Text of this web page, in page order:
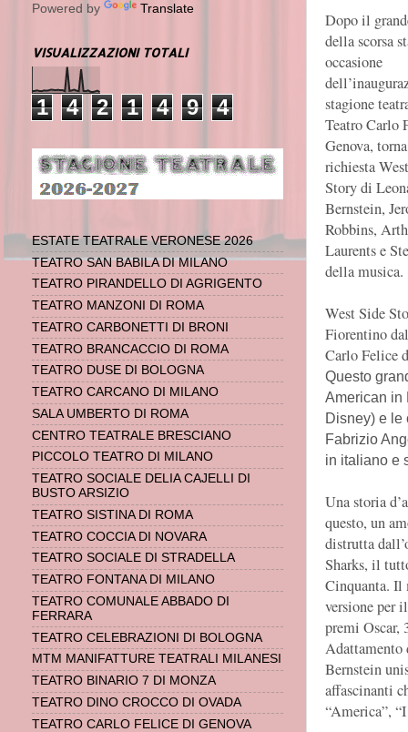
Dopo il
della scorsa
occasione
stagione
Teatro Carlo
Genova,
richiesta
Story di
Bernstein,
Robbins,
Laurents e
della musica.
West Side
Fiorentino
Carlo Felice
Questo
American in
Disney) e le
Fabrizio
in italiano e
Una storia
questo, un
distrutta
Sharks, il
Cinquanta. Il
versione per
premi Oscar,
Adattamento
Bernstein
affascinanti
“America”,
Powered by Translate
VISUALIZZAZIONI TOTALI
1 4 2 1 4 9 4
ESTATE TEATRALE VERONESE 2026
TEATRO SAN BABILA DI MILANO
TEATRO PIRANDELLO DI AGRIGENTO
TEATRO MANZONI DI ROMA
TEATRO CARBONETTI DI BRONI
TEATRO BRANCACCIO DI ROMA
TEATRO DUSE DI BOLOGNA
TEATRO CARCANO DI MILANO
SALA UMBERTO DI ROMA
CENTRO TEATRALE BRESCIANO
PICCOLO TEATRO DI MILANO
TEATRO SOCIALE DELIA CAJELLI DI
BUSTO ARSIZIO
TEATRO SISTINA DI ROMA
TEATRO COCCIA DI NOVARA
TEATRO SOCIALE DI STRADELLA
TEATRO FONTANA DI MILANO
TEATRO COMUNALE ABBADO DI
FERRARA
TEATRO CELEBRAZIONI DI BOLOGNA
MTM MANIFATTURE TEATRALI MILANESI
TEATRO BINARIO 7 DI MONZA
TEATRO DINO CROCCO DI OVADA
TEATRO CARLO FELICE DI GENOVA